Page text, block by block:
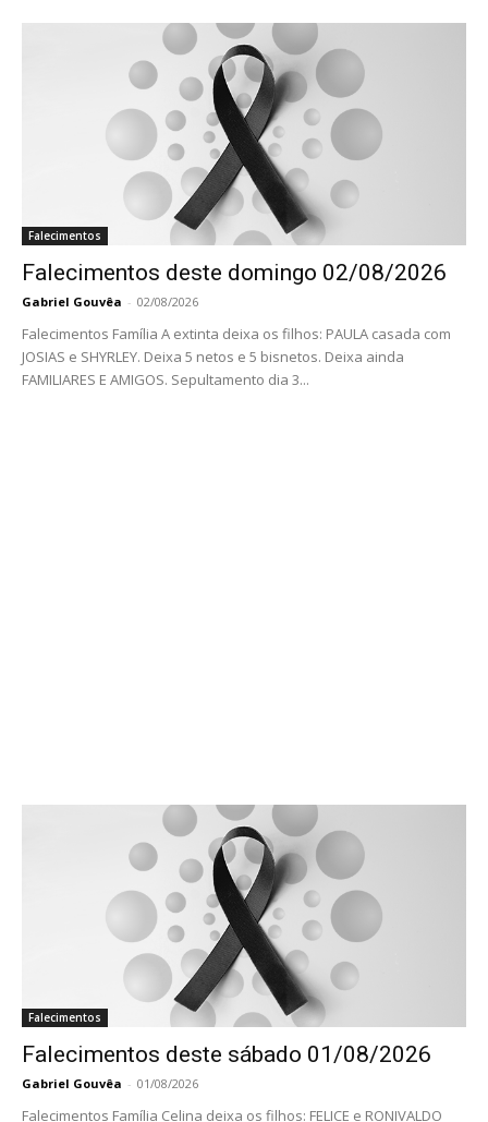
Falecimentos
Falecimentos deste domingo 02/08/2026
Gabriel Gouvêa - 02/08/2026
Falecimentos Família A extinta deixa os filhos: PAULA casada com
JOSIAS e SHYRLEY. Deixa 5 netos e 5 bisnetos. Deixa ainda
FAMILIARES E AMIGOS. Sepultamento dia 3...
Falecimentos
Falecimentos deste sábado 01/08/2026
Gabriel Gouvêa - 01/08/2026
Falecimentos Família Celina deixa os filhos: FELICE e RONIVALDO